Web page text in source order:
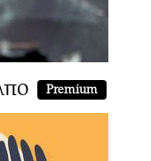
Premium